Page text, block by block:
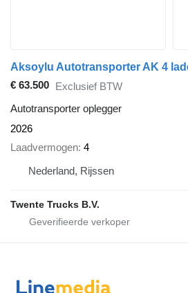
€ 63.500 Exclusief BTW
Autotransporter oplegger
2026
Laadvermogen 4
Nederland, Rijssen
Twente Trucks B.V.